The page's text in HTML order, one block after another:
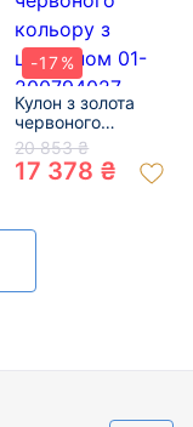
-17%
Кулон з золота
червоного
кольору з
цирконом 01-
200794027
20 853 ₴
17 378 ₴